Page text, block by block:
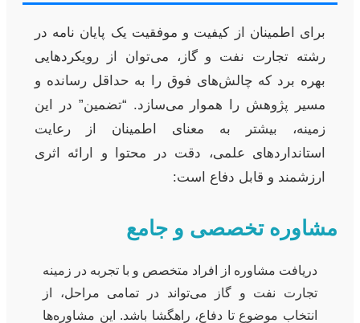
برای اطمینان از کیفیت و موفقیت یک پایان نامه در
رشته تجارت نفت و گاز، می‌توان از رویکردهایی
بهره برد که چالش‌های فوق را به حداقل رسانده و
مسیر پژوهش را هموار می‌سازد. “تضمین” در این
زمینه، بیشتر به معنای اطمینان از رعایت
استانداردهای علمی، دقت در محتوا و ارائه اثری
ارزشمند و قابل دفاع است:
مشاوره تخصصی و جامع
دریافت مشاوره از افراد متخصص و با تجربه در زمینه
تجارت نفت و گاز می‌تواند در تمامی مراحل، از
انتخاب موضوع تا دفاع، راهگشا باشد. این مشاوره‌ها